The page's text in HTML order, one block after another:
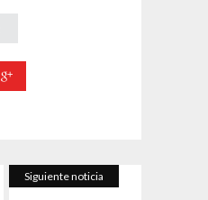
Siguiente noticia